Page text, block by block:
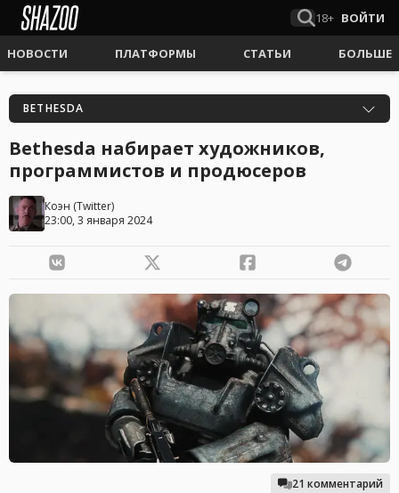
18+ ВОЙТИ
НОВОСТИ ПЛАТФОРМЫ СТАТЬИ БОЛЬШЕ
BETHESDA
Bethesda набирает художников,
программистов и продюсеров
Коэн (Twitter)
23:00, 3 января 2024
21 комментарий